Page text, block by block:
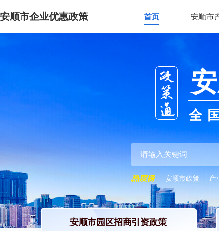
安顺市企业优惠政策 首页 安顺市
全
安顺市政策 产
安顺市园区招商引资政策